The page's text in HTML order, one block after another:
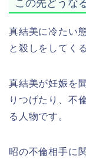
真結美に冷たい
と殺しをしてく
真結美が妊娠を
りつげたり、不
る人物です。
昭の不倫相手に